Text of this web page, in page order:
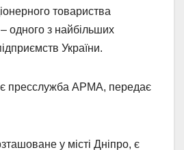
товариства
одного з найбільших
України.
пресслужба АРМА, передає
у місті Дніпро, є